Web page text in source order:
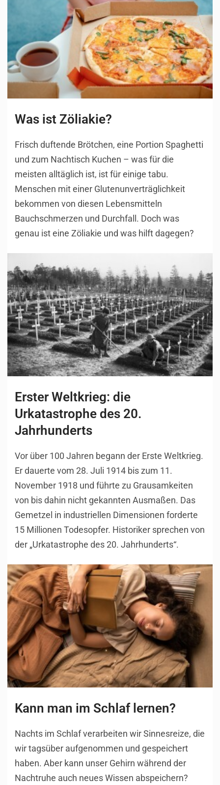
Was ist Zöliakie?
Frisch duftende Brötchen, eine Portion Spaghetti
und zum Nachtisch Kuchen – was für die
meisten alltäglich ist, ist für einige tabu.
Menschen mit einer Glutenunverträglichkeit
bekommen von diesen Lebensmitteln
Bauchschmerzen und Durchfall. Doch was
genau ist eine Zöliakie und was hilft dagegen?
Erster Weltkrieg: die
Urkatastrophe des 20.
Jahrhunderts
Vor über 100 Jahren begann der Erste Weltkrieg.
Er dauerte vom 28. Juli 1914 bis zum 11.
November 1918 und führte zu Grausamkeiten
von bis dahin nicht gekannten Ausmaßen. Das
Gemetzel in industriellen Dimensionen forderte
15 Millionen Todesopfer. Historiker sprechen von
der „Urkatastrophe des 20. Jahrhunderts“.
Kann man im Schlaf lernen?
Nachts im Schlaf verarbeiten wir Sinnesreize, die
wir tagsüber aufgenommen und gespeichert
haben. Aber kann unser Gehirn während der
Nachtruhe auch neues Wissen abspeichern?